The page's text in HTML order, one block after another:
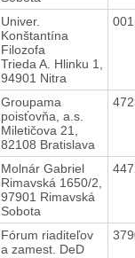
Univer.
Konštantína
Filozofa
Trieda A. Hlinku 1,
94901 Nitra
Groupama
poisťovňa, a.s.
Miletičova 21,
82108 Bratislava
Molnár Gabriel
Rimavská 1650/2,
97901 Rimavská
Sobota
Fórum riaditeľov
a zamest. DeD